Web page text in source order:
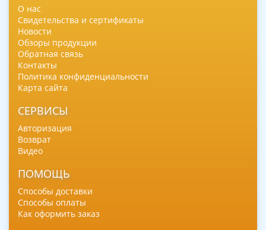
О нас
Свидетельства и сертификаты
Новости
Обзоры продукции
Обратная связь
Контакты
Политика конфиденциальности
Карта сайта
СЕРВИСЫ
Авторизация
Возврат
Видео
ПОМОЩЬ
Способы доставки
Способы оплаты
Как оформить заказ